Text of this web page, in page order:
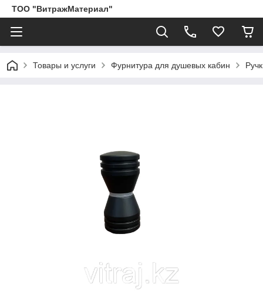
ТОО "ВитражМатериал"
Товары и услуги Фурнитура для душевых кабин